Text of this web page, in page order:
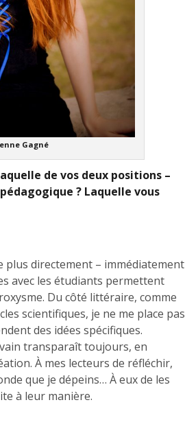
Gagné
de vos deux positions –
? Laquelle vous
plus directement – immédiatement
avec les étudiants permettent
Du côté littéraire, comme
scientifiques, je ne me place pas
des idées spécifiques.
transparaît toujours, en
À mes lecteurs de réfléchir,
que je dépeins… À eux de les
à leur manière.